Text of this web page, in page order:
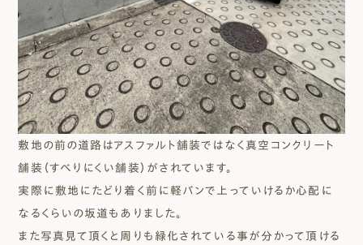
敷地の前の道路はアスファルト舗装ではなく真空コンクリート
舗装（すべりにくい舗装）がされています。
実際に敷地にたどり着く前に軽バンで上っていけるか心配に
なるくらいの坂道もありました。
また写真見て頂くと周りも緑化されている事が分かって頂ける